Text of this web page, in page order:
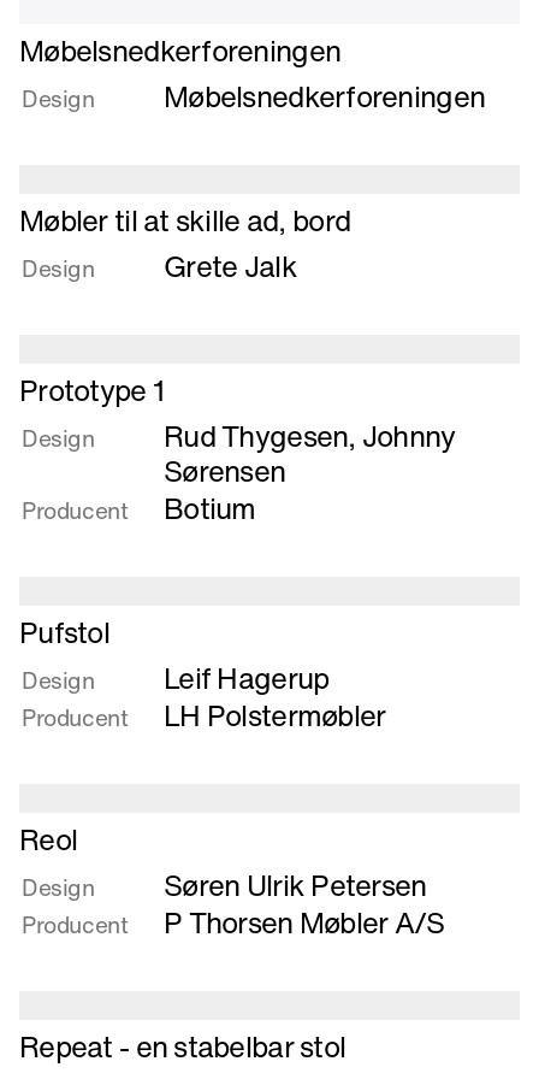
Læs
mere
om
Møbelsnedkerforeningen
Design Møbelsnedkerforeningen
Læs
mere
om
skille
ad,
bord
Møbler til at skille ad, bord
Design Grete Jalk
Læs
mere
om
Prototype 1
Design Rud Thygesen, Johnny
Sørensen
Producent Botium
Læs
mere
om
Pufstol
Pufstol
Design Leif Hagerup
Producent LH Polstermøbler
Læs
mere
om
Reol
Reol
Design Søren Ulrik Petersen
Producent P Thorsen Møbler A/S
Læs
mere
Repeat - en stabelbar stol